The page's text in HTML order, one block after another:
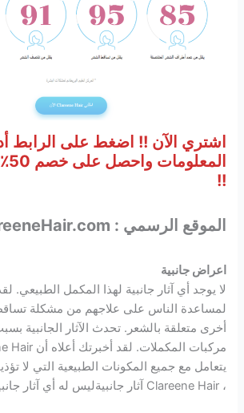
اشتري الآن !! اضغط على الرابط
!!
الموقع الرسمي : www.ClareeneHair.com
اعراض جانبية
لا يوجد أي آثار جانبية لهذا المكمل الطبيعي.
لمساعدة الناس على علاجهم من مشكلة
أخرى متعلقة بالشعر. تحدث الآثار الجانبية
يتعامل مع جميع المكونات الطبيعية التي لا
، Clareene Hair آثار جانبيةليس له أي آثار جانبية.